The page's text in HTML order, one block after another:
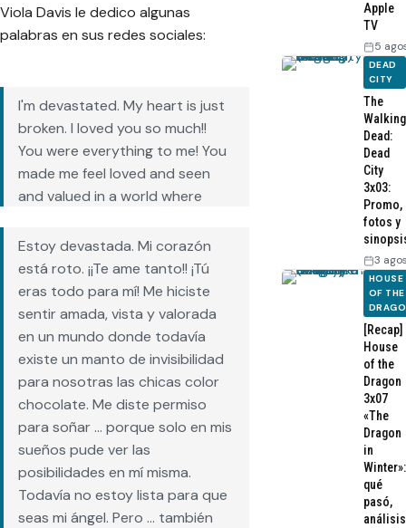
Viola Davis le dedico algunas
palabras en sus redes sociales:
I'm devastated. My heart is just
broken. I loved you so much!!
You were everything to me! You
made me feel loved and seen
and valued in a world where
for us dark chocolate girls. You
gave me permission to dream…
https://t.co/7V7AFZtFLa
pic.twitter.com/l2TLfM4weX
— Viola Davis (@violadavis)
January 29, 2021
Estoy devastada. Mi corazón
está roto. ¡¡Te ame tanto!! ¡Tú
eras todo para mí! Me hiciste
sentir amada, vista y valorada
en un mundo donde todavía
existe un manto de invisibilidad
para nosotras las chicas color
chocolate. Me diste permiso
para soñar … porque solo en mis
sueños pude ver las
posibilidades en mí misma.
Todavía no estoy lista para que
seas mi ángel. Pero … también
Apple
TV
5
DEAD
CITY
The
Walking
Dead:
Dead
City
3x03:
Promo,
fotos y
3
HOUSE
OF THE
[Recap]
House
of the
Dragon
3x07
«The
Dragon
in
Winter»:
qué
pasó,
análisis